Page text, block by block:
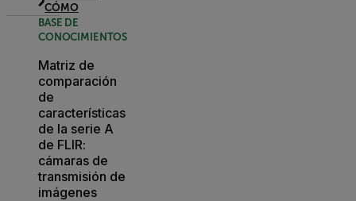
CÓMO
BASE DE
CONOCIMIENTOS
Matriz de
comparación
de
características
de la serie A
de FLIR:
cámaras de
transmisión de
imágenes